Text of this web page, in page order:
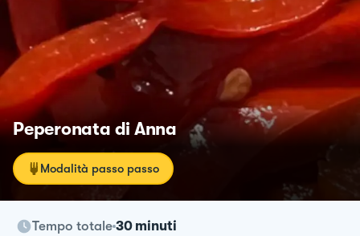
Peperonata di Anna
Modalità passo passo
Tempo totale 30 minuti